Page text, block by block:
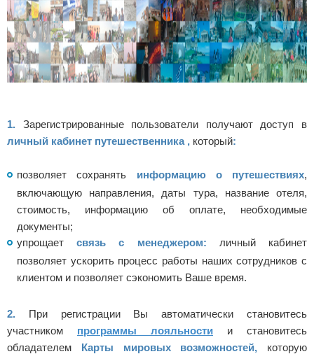
1. Зарегистрированные пользователи получают доступ в
личный кабинет путешественника , который:
позволяетсохранять информацию о путешествиях,
включающую направления, даты тура, название отеля,
стоимость, информацию об оплате, необходимые
документы;
упрощаетсвязь с менеджером: личный кабинет
позволяет ускорить процесс работы наших сотрудников с
клиентом и позволяет сэкономить Ваше время.
2. При регистрации Вы автоматически становитесь
участником программы лояльности
и становитесь
обладателем Карты мировых возможностей, которую